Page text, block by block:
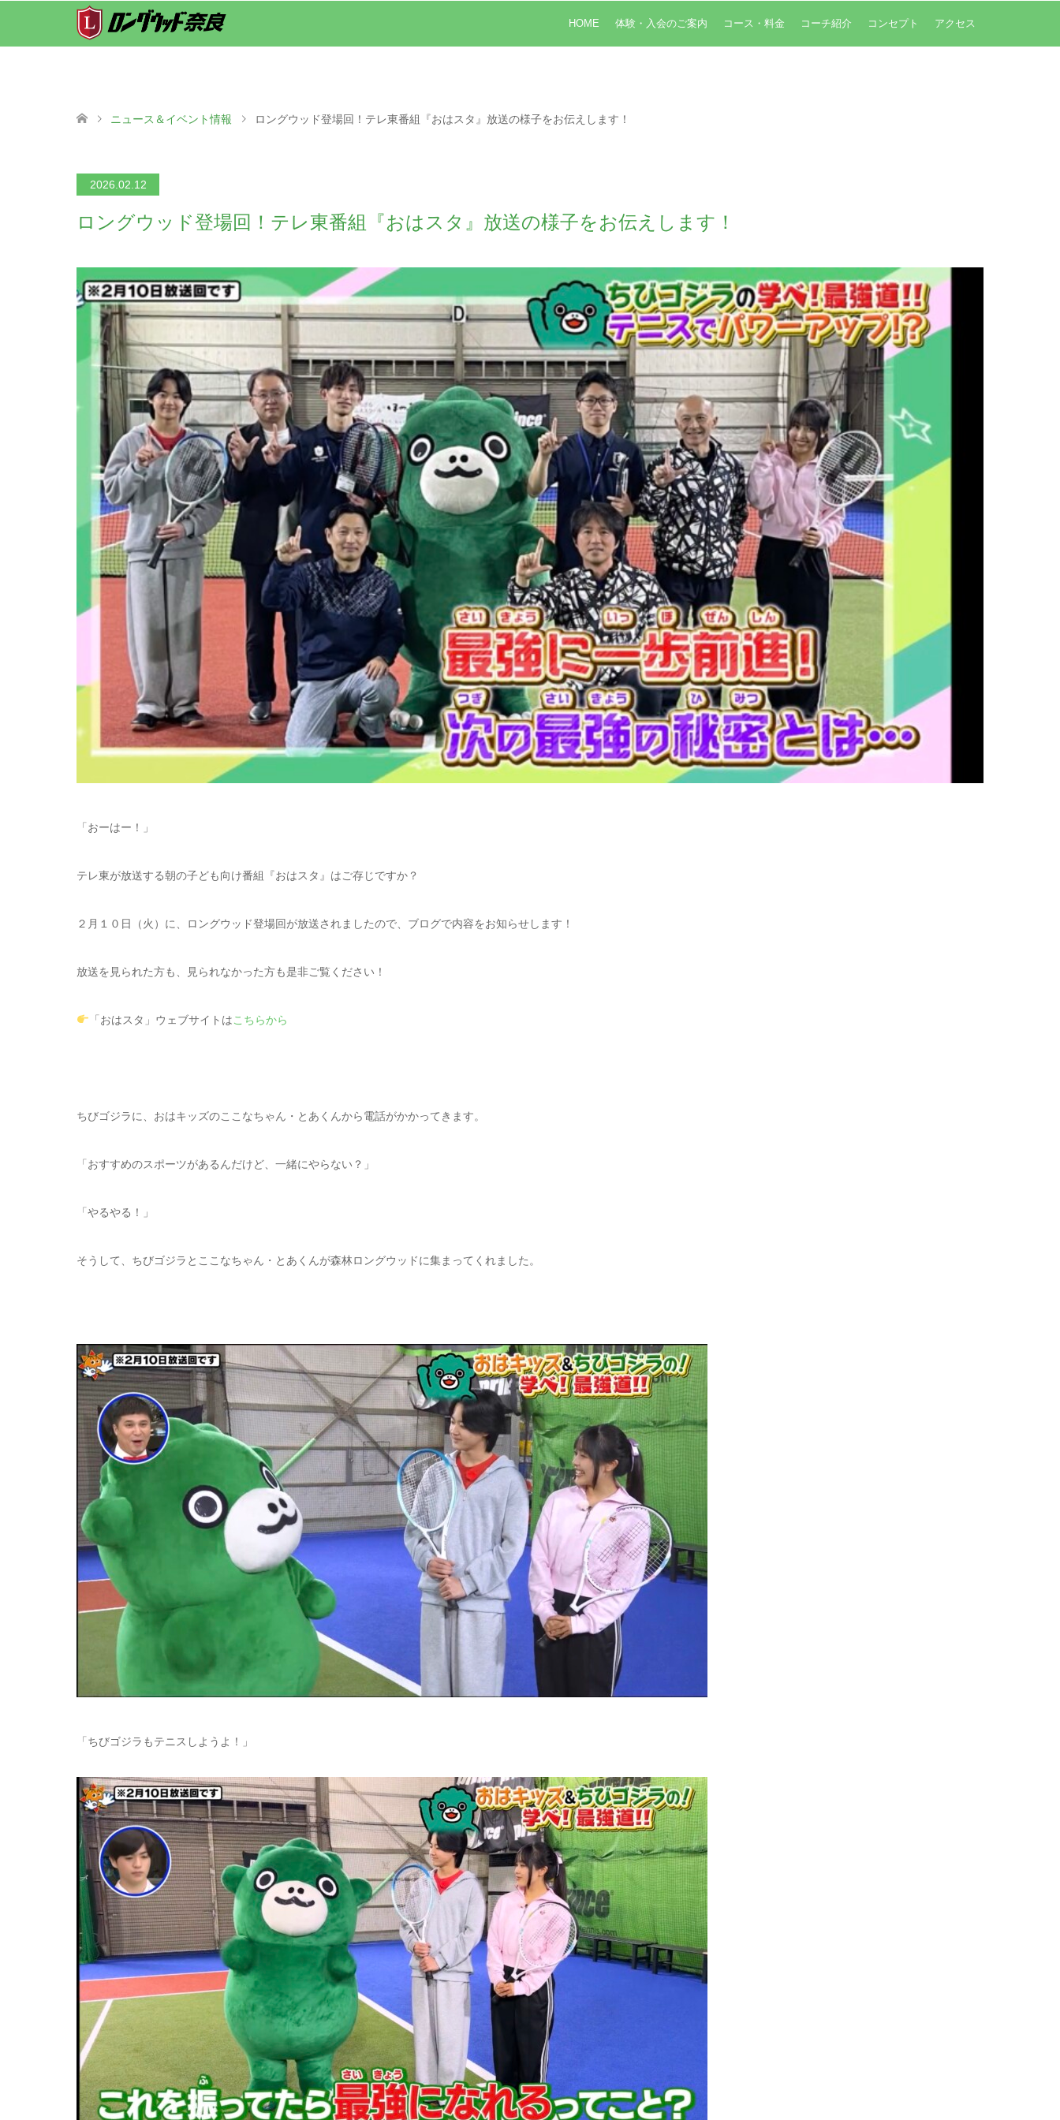
HOME 体験・入会のご案内 コース・料金 コーチ紹介 コンセプト アクセス
ニュース＆イベント情報 ロングウッド登場回！テレ東番組『おはスタ』放送の様子をお伝えします！
2026.02.12
ロングウッド登場回！テレ東番組『おはスタ』放送の様子をお伝えします！
「おーはー！」
テレ東が放送する朝の子ども向け番組『おはスタ』はご存じですか？
２月１０日（火）に、ロングウッド登場回が放送されましたので、ブログで内容をお知らせします！
放送を見られた方も、見られなかった方も是非ご覧ください！
「おはスタ」ウェブサイトはこちらから
ちびゴジラに、おはキッズのここなちゃん・とあくんから電話がかかってきます。
「おすすめのスポーツがあるんだけど、一緒にやらない？」
「やるやる！」
そうして、ちびゴジラとここなちゃん・とあくんが森林ロングウッドに集まってくれました。
「ちびゴジラもテニスしようよ！」